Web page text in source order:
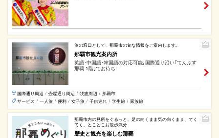
旅の窓口として、那覇市の旬な情報をご案内します｡
那覇市観光案内所
英語･中国語･韓国語の対応可能｡国際通り沿い｢てんぶす
那覇 1階｣でお待ち...
国際通り周辺 / 壺屋通り周辺 / 牧志周辺 / 那覇市
サービス
/ 一人旅 / 便利 / 女子旅 / 子供連れ / 学生旅 / 家族旅
那覇市内の見所をぐるっと。足の向くまま気の向くまま、てく
てく、とことこお散歩気分
歴史と観光を楽しむ那覇